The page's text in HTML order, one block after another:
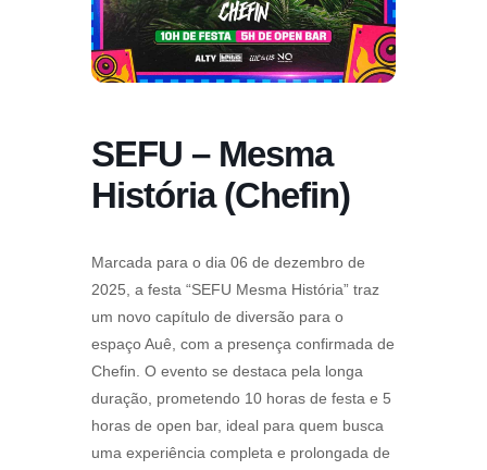
SEFU – Mesma
História (Chefin)
Marcada para o dia 06 de dezembro de
2025, a festa “SEFU Mesma História” traz
um novo capítulo de diversão para o
espaço Auê, com a presença confirmada de
Chefin. O evento se destaca pela longa
duração, prometendo 10 horas de festa e 5
horas de open bar, ideal para quem busca
uma experiência completa e prolongada de